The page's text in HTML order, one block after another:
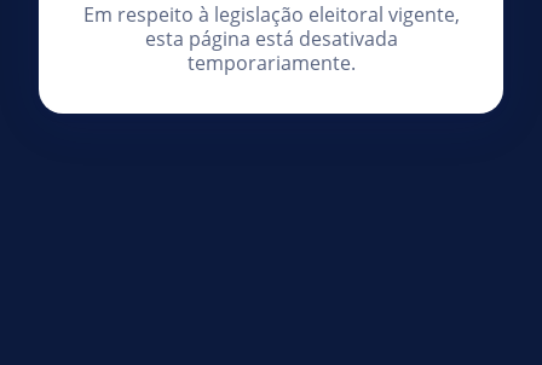
Em respeito à legislação eleitoral vigente,
esta página está desativada
temporariamente.